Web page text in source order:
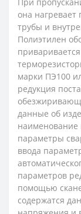
она
трубы и
Полиэтилен
марки ПЭ100
редукция
данные об
наименование
параметры
ввода
параметров
помощью
содержатся